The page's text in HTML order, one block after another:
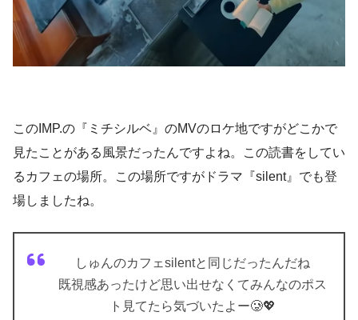
このIMP.の『ミチシルベ』のMVのロケ地ですがどこかで
見たことがある風景だったんですよね。この読書をしてい
るカフェの場所。この場所ですがドラマ『silent』でも登
場しましたね。
しゅんのカフェsilentと同じだったんだね
既視感あったけど思い出せなくてみんなのポス
ト見てたら気づいたよー🥲💖